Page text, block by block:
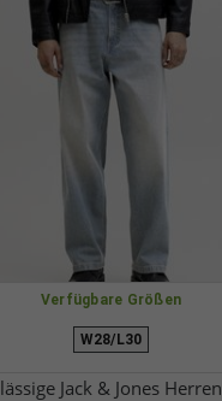
Verfügbare Größen
W28/L30
lässige Jack & Jones Herren